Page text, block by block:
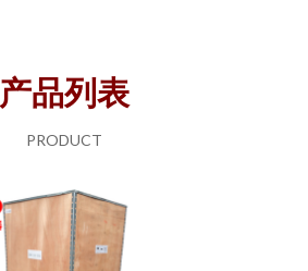
产品列表
PRODUCT